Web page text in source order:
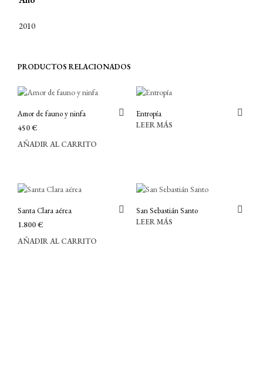
2010
PRODUCTOS RELACIONADOS
Amor de fauno y ninfa
450€
AÑADIR AL CARRITO
Entropía
LEER MÁS
Santa Clara aérea
1.800€
AÑADIR AL CARRITO
San Sebastián Santo
LEER MÁS